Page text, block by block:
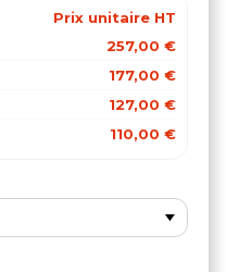
Prix unitaire HT
257,00 €
177,00 €
127,00 €
110,00 €